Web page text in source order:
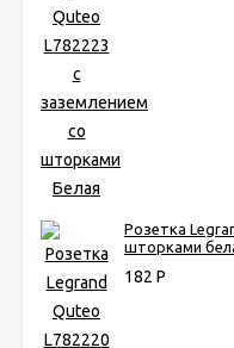
Розетка
шторками
182 Р